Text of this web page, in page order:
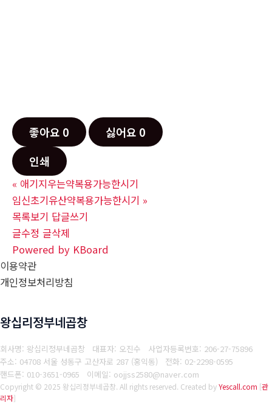
좋아요 0 싫어요 0
인쇄
« 애기지우는약복용가능한시기
임신초기유산약복용가능한시기 »
목록보기 답글쓰기
글수정 글삭제
Powered by KBoard
이용약관
개인정보처리방침
왕십리정부네곱창
회사명: 왕십리정부네곱창 대표자: 오진수 사업자등록번호: 206-27-75896
주소: 04708 서울 성동구 고산자로 287 (홍익동) 전화: 02-2298-0595
핸드폰: 010-3651-0965
이메일: oojjss2580@naver.com
Copyright © 2025 왕십리정부네곱창. All rights reserved. Created byYescall.com [관
리자]